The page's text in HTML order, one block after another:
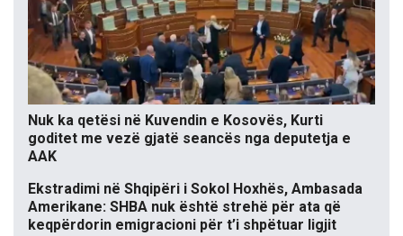
Nuk ka qetësi në Kuvendin e Kosovës, Kurti
goditet me vezë gjatë seancës nga deputetja e
AAK
Ekstradimi në Shqipëri i Sokol Hoxhës, Ambasada
Amerikane: SHBA nuk është strehë për ata që
keqpërdorin emigracioni për t’i shpëtuar ligjit